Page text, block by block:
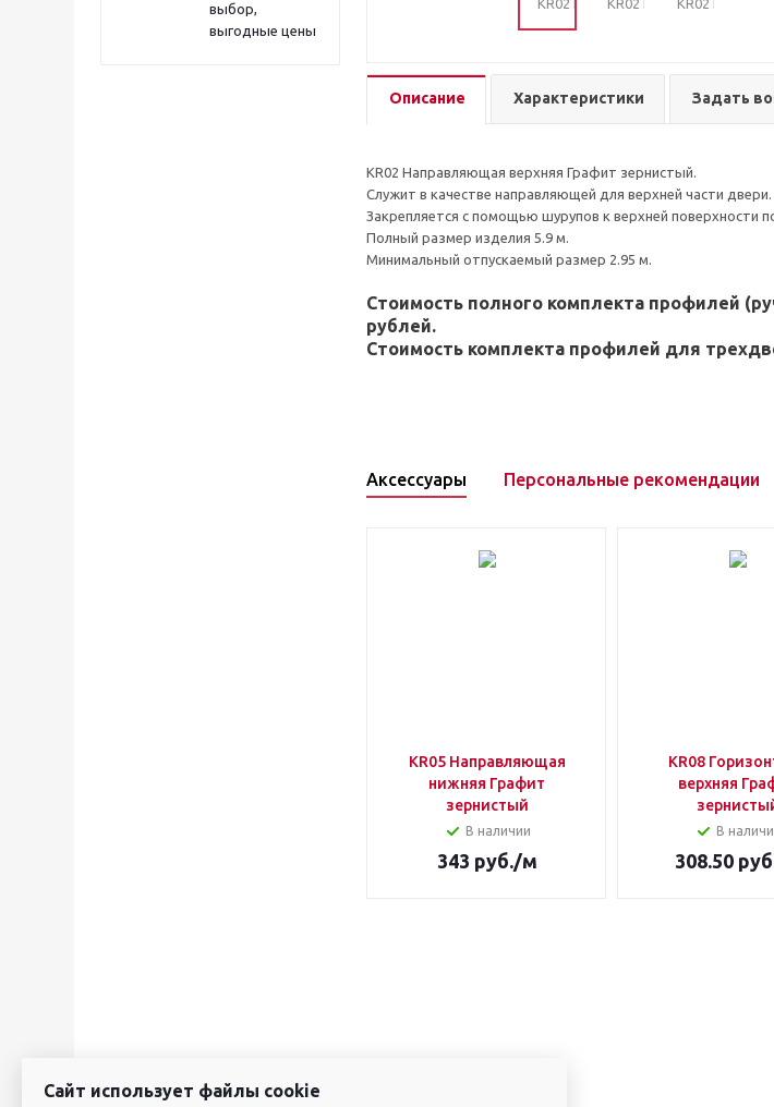
выбор,
выгодные цены
Описание Характеристики Задать
KR02 Направляющая верхняя Графит зернистый.
Служит в качестве направляющей для верхней части двери.
Закрепляется с помощью шурупов к верхней поверхности
Полный размер изделия 5.9 м.
Минимальный отпускаемый размер 2.95 м.
Стоимость полного комплекта профилей
рублей.
Стоимость комплекта профилей для
Аксессуары Персональные рекомендации
KR05 Направляющая
нижняя Графит
зернистый
В наличии
343 руб./м
KR08
верхняя
В
308.50
Сайт использует файлы cookie